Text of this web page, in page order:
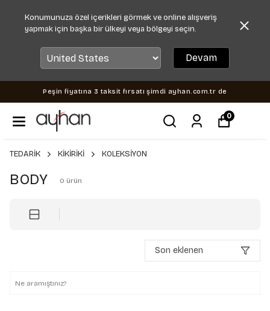
Konumunuza özel içerikleri görmek ve online alışveriş
yapmak için başka bir ülkeyi veya bölgeyi seçin.
Devam
Peşin fiyatına 3 taksit fırsatı şimdi ayhan.com.tr de
0
TEDARİK KİKİRİKİ KOLEKSİYON
BODY 0 ürün
Son eklenen